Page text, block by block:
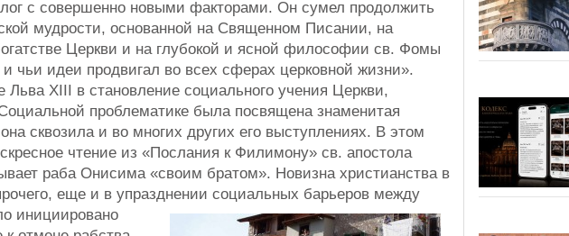
с совершенно новыми факторами. Он сумел продолжить
мудрости, основанной на Священном Писании, на
Церкви и на глубокой и ясной философии св. Фомы
и чьи идеи продвигал во всех сферах церковной жизни».
Льва XIII в становление социального учения Церкви,
проблематике была посвящена знаменитая
сквозила и во многих других его выступлениях. В этом
чтение из «Послания к Филимону» св. апостола
раба Онисима «своим братом». Новизна христианства в
еще и в упразднении социальных барьеров между
инициировано